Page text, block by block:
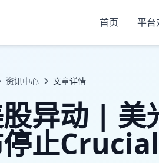
首页 平台
资讯中心 文章详情
异动 | 美
止